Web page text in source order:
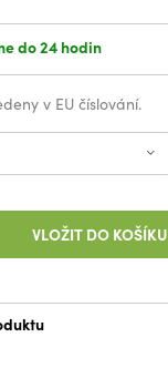
do 24 hodin
v EU číslování.
VLOŽIT DO KOŠÍKU